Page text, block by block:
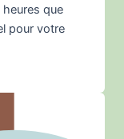
que
pour votre